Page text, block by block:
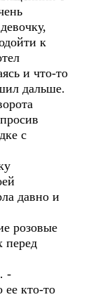
к
и что-то
дальше.
с
давно и
розовые
перед
-
ее кто-то